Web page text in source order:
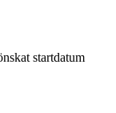
startdatum